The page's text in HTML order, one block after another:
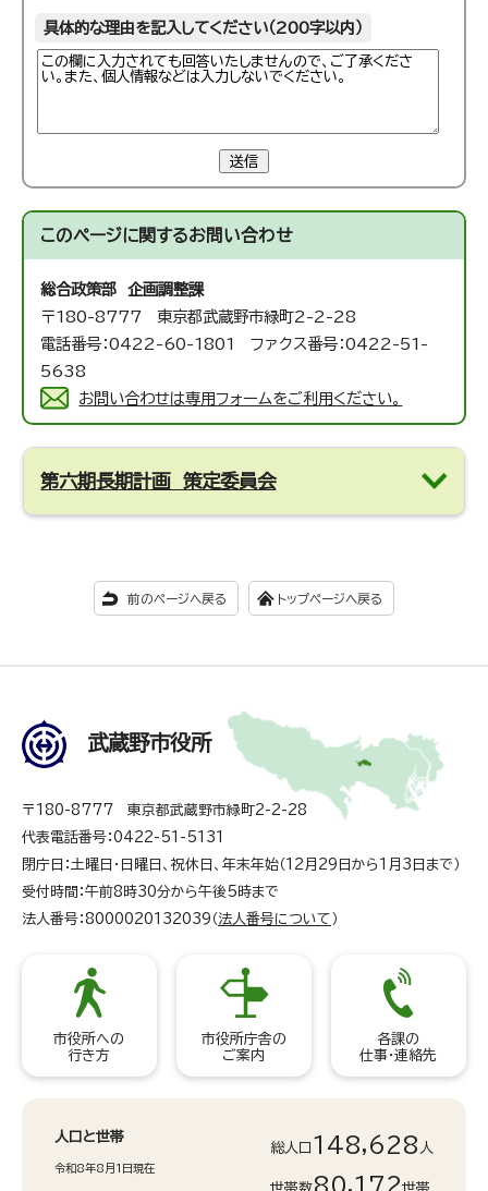
具体的な理由を記入してください（200字以内）
送信
このページに関するお問い合わせ
総合政策部 企画調整課
〒180-8777 東京都武蔵野市緑町2-2-28
電話番号：0422-60-1801 ファクス番号：0422-51-
5638
お問い合わせは専用フォームをご利用ください。
第六期長期計画 策定委員会
前のページへ戻る トップページへ戻る
武蔵野市役所
〒180-8777 東京都武蔵野市緑町2-2-28
代表電話番号：0422-51-5131
閉庁日：土曜日・日曜日、祝休日、年末年始（12月29日から1月3日まで）
受付時間：午前8時30分から午後5時まで
法人番号：8000020132039（ 法人番号について ）
市役所への
行き方
市役所庁舎の
ご案内
各課の
仕事・連絡先
人口と世帯
令和8年8月1日現在
総人口 148,628 人
80,172